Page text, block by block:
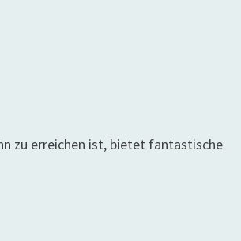
zu erreichen ist, bietet fantastische